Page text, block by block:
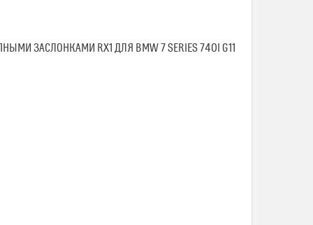
ЗАСЛОНКАМИ RX1 ДЛЯ BMW 7 SERIES 740I G11